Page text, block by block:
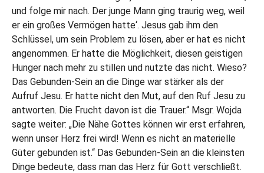
und folge mir nach. Der junge Mann ging traurig weg, weil
er ein großes Vermögen hatte‘. Jesus gab ihm den
Schlüssel, um sein Problem zu lösen, aber er hat es nicht
angenommen. Er hatte die Möglichkeit, diesen geistigen
Hunger nach mehr zu stillen und nutzte das nicht. Wieso?
Das Gebunden-Sein an die Dinge war stärker als der
Aufruf Jesu. Er hatte nicht den Mut, auf den Ruf Jesu zu
antworten. Die Frucht davon ist die Trauer.“ Msgr. Wojda
sagte weiter: „Die Nähe Gottes können wir erst erfahren,
wenn unser Herz frei wird! Wenn es nicht an materielle
Güter gebunden ist.“ Das Gebunden-Sein an die kleinsten
Dinge bedeute, dass man das Herz für Gott verschließt.